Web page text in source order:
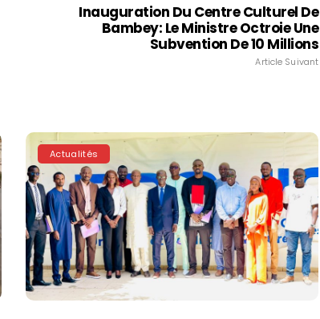
Inauguration Du Centre Culturel De
Bambey: Le Ministre Octroie Une
Subvention De 10 Millions
Article Suivant
Actualités